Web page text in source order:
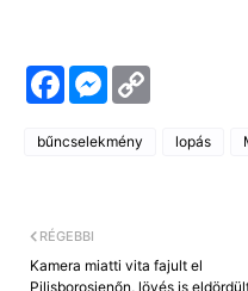
F
a
e
b
M
e
s
e
bűncselekmény lopás
RÉGEBBI
Kamera miatti vita fajult el
Pilisborosjenőn, lövés is